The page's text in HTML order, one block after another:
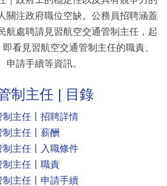
關注政府職位空缺。公務員招聘涵蓋
航處聘請見習航空交通管制主任，起
看見習航空交通管制主任的職責、
申請手續等資訊。
制主任 | 目錄
制主任丨招聘詳情
制主任丨薪酬
制主任丨入職條件
制主任丨職責
制主任丨申請手續